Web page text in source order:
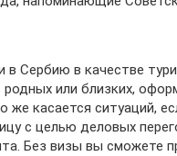
в Сербию в качестве
или близких,
же касается ситуаций,
с целью деловых
Без визы вы сможете